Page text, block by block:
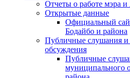
Отчеты о работе мэра
Открытые данные
Официальный
Бодайбо и района
Публичные слушания и
обсуждения
Публичные
муниципального